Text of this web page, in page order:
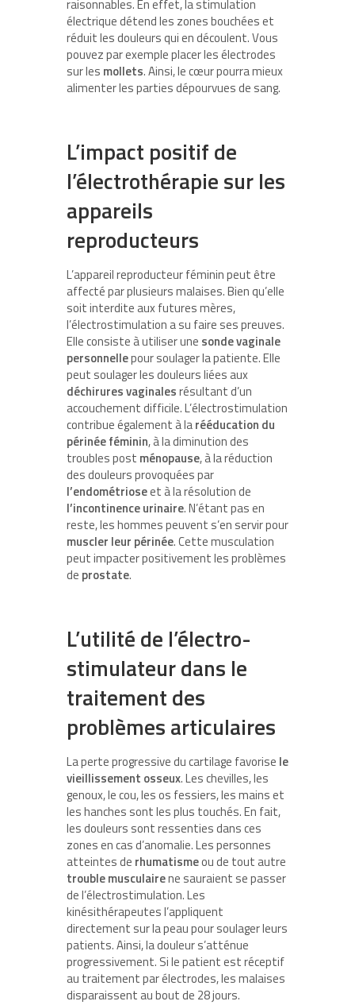
raisonnables. En effet, la stimulation
électrique détend les zones bouchées et
réduit les douleurs qui en découlent. Vous
pouvez par exemple placer les électrodes
sur les mollets. Ainsi, le cœur pourra mieux
alimenter les parties dépourvues de sang.
L’impact positif de
l’électrothérapie sur les
appareils
reproducteurs
L’appareil reproducteur féminin peut être
affecté par plusieurs malaises. Bien qu’elle
soit interdite aux futures mères,
l’électrostimulation a su faire ses preuves.
Elle consiste à utiliser une sonde vaginale
personnellepour soulager la patiente. Elle
peut soulager les douleurs liées aux
déchirures vaginalesrésultant d’un
accouchement difficile. L’électrostimulation
contribue également à larééducation du
périnée féminin, à la diminution des
troubles post ménopause, à la réduction
des douleurs provoquées par
l’endométrioseet à la résolution de
l’incontinence urinaire. N’étant pas en
reste, les hommes peuvent s’en servir pour
muscler leur périnée. Cette musculation
peut impacter positivement les problèmes
de prostate.
L’utilité de l’électro-
stimulateur dans le
traitement des
problèmes articulaires
La perte progressive du cartilage favorise le
vieillissement osseux. Les chevilles, les
genoux, le cou, les os fessiers, les mains et
les hanches sont les plus touchés. En fait,
les douleurs sont ressenties dans ces
zones en cas d’anomalie. Les personnes
atteintes de rhumatismeou de tout autre
trouble musculairene sauraient se passer
de l’électrostimulation. Les
kinésithérapeutes l’appliquent
directement sur la peau pour soulager leurs
patients. Ainsi, la douleur s’atténue
progressivement. Si le patient est réceptif
au traitement par électrodes, les malaises
disparaissent au bout de 28 jours.